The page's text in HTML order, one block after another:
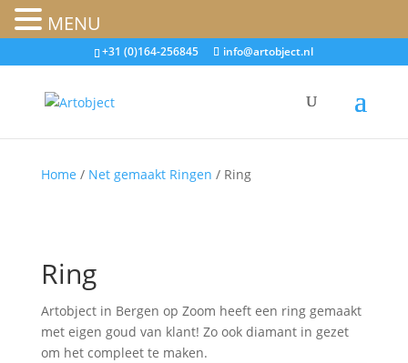
+31 (0)164-256845 info@artobject.nl
Home / Net gemaakt Ringen / Ring
Ring
Artobject in Bergen op Zoom heeft een ring gemaakt
met eigen goud van klant! Zo ook diamant in gezet
om het compleet te maken.
MENU